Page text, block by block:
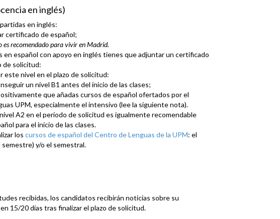
en inglés)
en inglés:
certificado de español;
recomendado para vivir en Madrid.
en español con apoyo en inglés tienes que adjuntar un certificado
de solicitud:
este nivel en el plazo de solicitud:
un nivel B1 antes del inicio de las clases;
que añadas cursos de español ofertados por el
UPM, especialmente el intensivo (lee la siguiente nota).
A2 en el período de solicitud es igualmente recomendable
para el inicio de las clases.
los cursos de español del Centro de Lenguas de la UPM: el
y/o el semestral.
recibidas, los candidatos recibirán noticias sobre su
15/20 días tras finalizar el plazo de solicitud.